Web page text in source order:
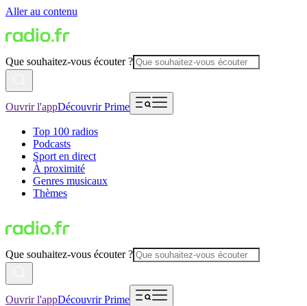
Aller au contenu
Que souhaitez-vous écouter ?
Ouvrir l'appDécouvrir Prime
Top 100 radios
Podcasts
Sport en direct
À proximité
Genres musicaux
Thèmes
Que souhaitez-vous écouter ?
Ouvrir l'appDécouvrir Prime